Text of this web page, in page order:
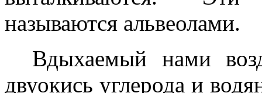
называются альвеолами.
Вдыхаемый нами
двуокись углерода и